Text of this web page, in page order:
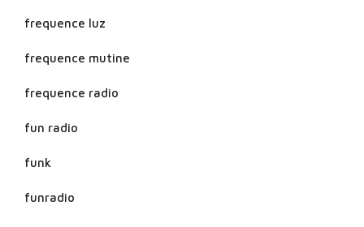
frequence luz
frequence mutine
frequence radio
fun radio
funk
funradio